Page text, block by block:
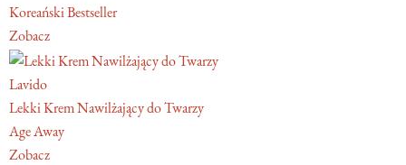
Koreański Bestseller
Zobacz
Lavido
Lekki Krem Nawilżający do Twarzy
Age Away
Zobacz